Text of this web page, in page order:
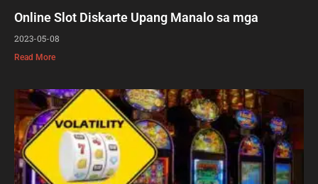
Online Slot Diskarte Upang Manalo sa mga
2023-05-08
Read More